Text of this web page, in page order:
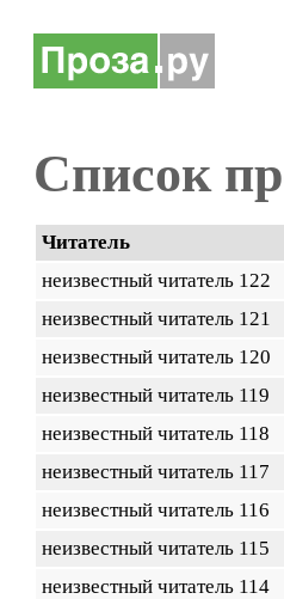
Список
Читатель
неизвестный читатель 122
неизвестный читатель 121
неизвестный читатель 120
неизвестный читатель 119
неизвестный читатель 118
неизвестный читатель 117
неизвестный читатель 116
неизвестный читатель 115
неизвестный читатель 114